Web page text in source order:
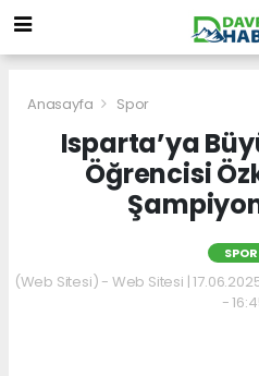
Anasayfa Spor
Isparta’ya
Öğrencisi
SPOR
(Web Sitesi) - Web Sitesi |
-